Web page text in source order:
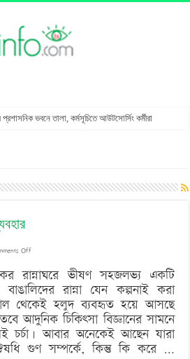
প্রশাসনিক ভবনে তালা, কর্মসূচিতে আউটসোর্সিং কর্মীরা
স্বামী আটক
থেকে পিস্তল উদ্ধার
অবহিতকরণ সভা
মসজিদের
আগ্নেয়াস্ত্রসহ আটক ১১
ঢুকছিল তারা
Offon
ঘরোয়া
চিকিৎসা
হলুদের
ব্যবহার
রান্নাঘরে ভীষণ সহজলভ্য একটি
রান্না যেন কল্পনাই করা
থেকেই হলুদ ব্যবহৃত হয়ে আসছে
আদুনিক চিকিৎসা বিজ্ঞানের সামনে
চর্চা। আবার অনেকেই আছেন যারা
গুণ সম্পর্কে, কিন্তু কি করে …